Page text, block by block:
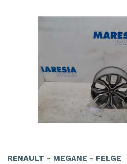
RENAULT - MEGANE - FELGE